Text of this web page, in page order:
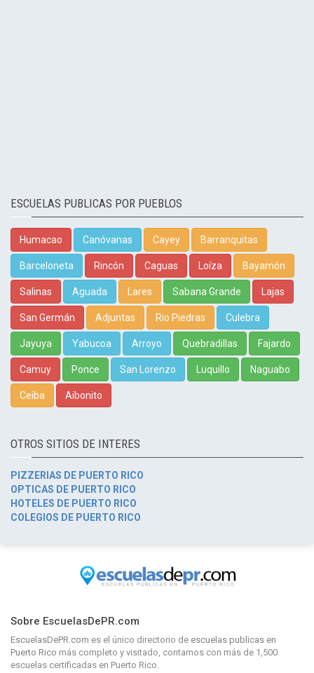
ESCUELAS PUBLICAS POR PUEBLOS
Humacao Canóvanas Cayey Barranquitas
Barceloneta Rincón Caguas Loíza Bayamón
Salinas Aguada Lares Sabana Grande Lajas
San Germán Adjuntas Rio Piedras Culebra
Jayuya Yabucoa Arroyo Quebradillas Fajardo
Camuy Ponce San Lorenzo Luquillo Naguabo
Ceiba Aibonito
OTROS SITIOS DE INTERES
PIZZERIAS DE PUERTO RICO
OPTICAS DE PUERTO RICO
HOTELES DE PUERTO RICO
COLEGIOS DE PUERTO RICO
Sobre EscuelasDePR.com
EscuelasDePR.com es el único directorio de escuelas publicas en
Puerto Rico más completo y visitado, contamos con más de 1,500
escuelas certificadas en Puerto Rico.